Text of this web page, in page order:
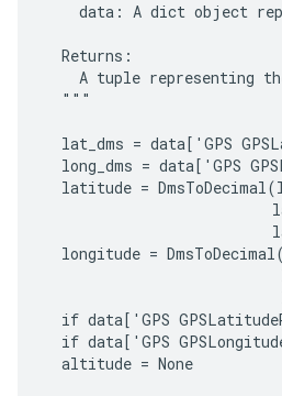
data: A dict object
  Returns:
A tuple representing
  """
lat_dms = data['GPS
long_dms = data['GPS
latitude =
longitude =
if data['GPS
if data['GPS
  altitude = None